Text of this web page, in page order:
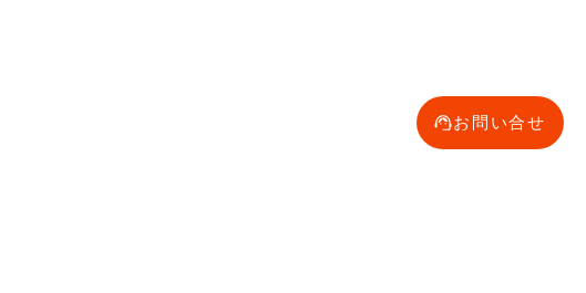
お問い合せ